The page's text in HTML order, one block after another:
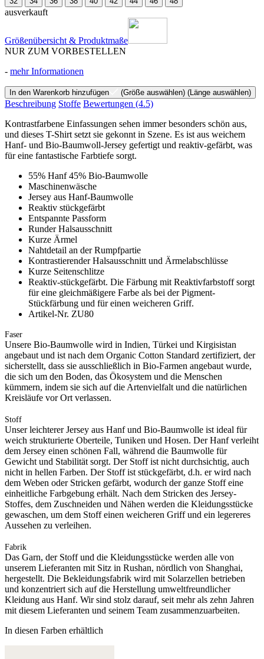
ausverkauft
Größenübersicht & Produktmaße
NUR ZUM VORBESTELLEN
- mehr Informationen
In den Warenkorb hinzufügen (Größe auswählen) (Länge auswählen)
Beschreibung Stoffe Bewertungen (4.5)
Kontrastfarbene Einfassungen sehen immer besonders schön aus,
und dieses T-Shirt setzt sie gekonnt in Szene. Es ist aus weichem
Hanf- und Bio-Baumwoll-Jersey gefertigt und reaktiv-gefärbt, was
für eine fantastische Farbtiefe sorgt.
55% Hanf 45% Bio-Baumwolle
Maschinenwäsche
Jersey aus Hanf-Baumwolle
Reaktiv stückgefärbt
Entspannte Passform
Runder Halsausschnitt
Kurze Ärmel
Nahtdetail an der Rumpfpartie
Kontrastierender Halsausschnitt und Ärmelabschlüsse
Kurze Seitenschlitze
Reaktiv-stückgefärbt. Die Färbung mit Reaktivfarbstoff sorgt
für eine gleichmäßigere Farbe als bei der Pigment-
Stückfärbung und für einen weicheren Griff.
Artikel-Nr. ZU80
Faser
Unsere Bio-Baumwolle wird in Indien, Türkei und Kirgisistan
angebaut und ist nach dem Organic Cotton Standard zertifiziert, der
sicherstellt, dass sie ausschließlich in Bio-Farmen angebaut wurde,
die sich um den Boden, das Ökosystem und die Menschen
kümmern, indem sie sich auf die Artenvielfalt und die natürlichen
Kreisläufe vor Ort verlassen.
Stoff
Unser leichterer Jersey aus Hanf und Bio-Baumwolle ist ideal für
weich strukturierte Oberteile, Tuniken und Hosen. Der Hanf verleiht
dem Jersey einen schönen Fall, während die Baumwolle für
Gewicht und Stabilität sorgt. Der Stoff ist nicht durchsichtig, auch
nicht in hellen Farben. Der Stoff ist stückgefärbt, d.h. er wird nach
dem Weben oder Stricken gefärbt, wodurch der ganze Stoff eine
einheitliche Farbgebung erhält. Nach dem Stricken des Jersey-
Stoffes, dem Zuschneiden und Nähen werden die Kleidungsstücke
gewaschen, um dem Stoff einen weicheren Griff und ein legereres
Aussehen zu verleihen.
Fabrik
Das Garn, der Stoff und die Kleidungsstücke werden alle von
unserem Lieferanten mit Sitz in Rushan, nördlich von Shanghai,
hergestellt. Die Bekleidungsfabrik wird mit Solarzellen betrieben
und konzentriert sich auf die Herstellung umweltfreundlicher
Kleidung aus Hanf. Wir sind stolz darauf, seit mehr als zehn Jahren
mit diesem Lieferanten und seinem Team zusammenzuarbeiten.
In diesen Farben erhältlich